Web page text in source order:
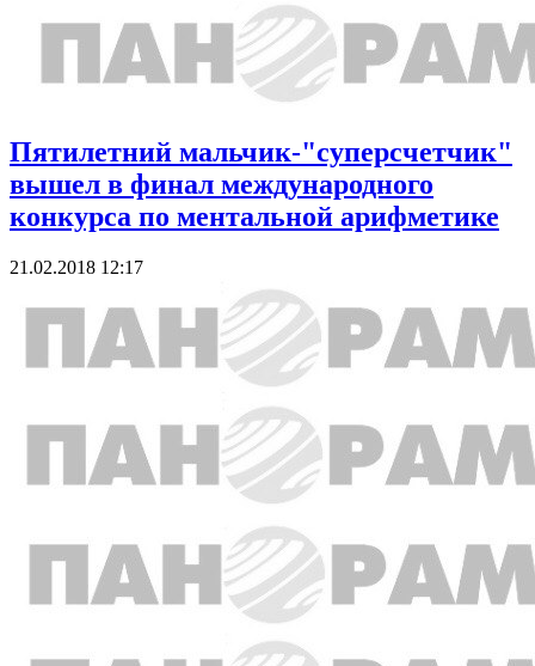
Пятилетний мальчик-"суперсчетчик"
вышел в финал международного
конкурса по ментальной арифметике
21.02.2018 12:17